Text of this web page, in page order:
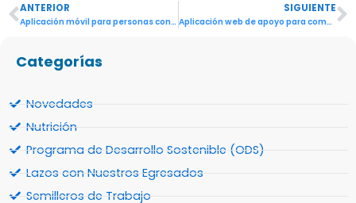
Ant
ANTERIOR
Aplicación móvil para personas con discapacidad intelectual nivel bajo-medio – Roberto Javier Cantero Martínez
SIGUIENTE
Aplicación web de apoyo para comunicación de niños con trastorno de espectro autista “WEBTEA” – Beverly Edén Rodas Montiel
Categorías
Novedades
Nutrición
Programa de Desarrollo Sostenible (ODS)
Lazos con Nuestros Egresados
Semilleros de Trabajo